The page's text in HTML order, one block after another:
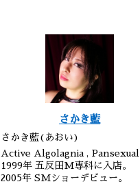
さかき藍
さかき藍(あおい)
Active Algolagnia , Pansexual.
1999年 五反田M専科に入店。
2005年 SMショーデビュー。